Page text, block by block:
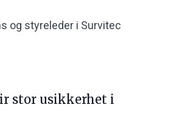
og styreleder i Survitec
stor usikkerhet i